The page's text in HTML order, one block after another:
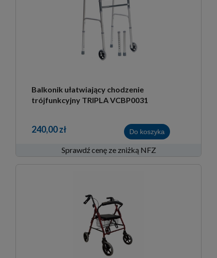
Balkonik ułatwiający chodzenie
trójfunkcyjny TRIPLA VCBP0031
240,00 zł Do koszyka
Sprawdź cenę ze zniżką NFZ